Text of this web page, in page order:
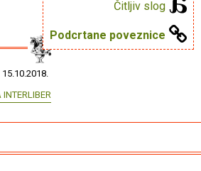
Čitljiv slog
Podcrtane poveznice
15.10.2018.